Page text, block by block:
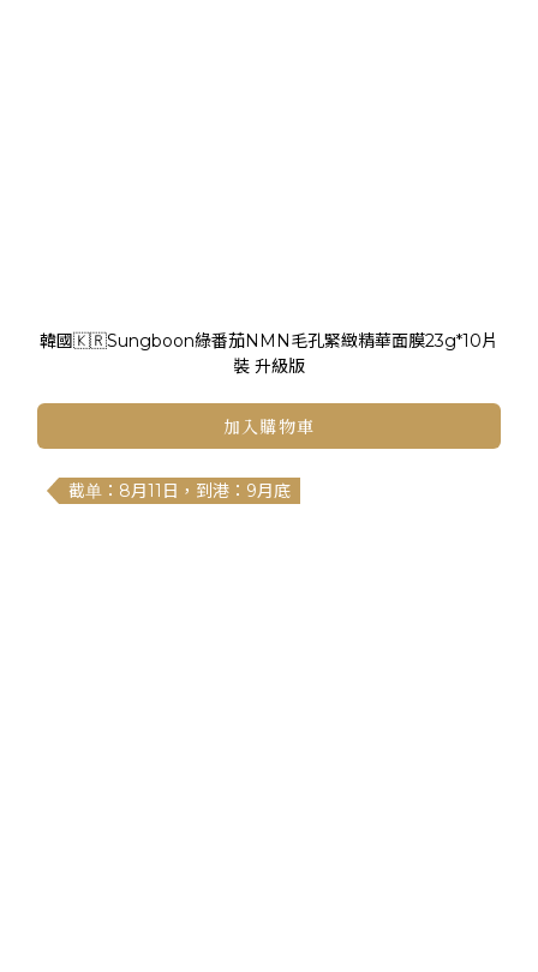
韓國🇰🇷Sungboon綠番茄NMN毛孔緊緻精華面膜23g*10片
裝 升級版
加入購物車
截单：8月11日，到港：9月底